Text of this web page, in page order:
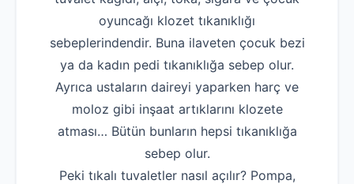
oyuncağı klozet tıkanıklığı
sebeplerindendir. Buna ilaveten çocuk bezi
ya da kadın pedi tıkanıklığa sebep olur.
Ayrıca ustaların daireyi yaparken harç ve
moloz gibi inşaat artıklarını klozete
atması… Bütün bunların hepsi tıkanıklığa
sebep olur.
Peki tıkalı tuvaletler nasıl açılır? Pompa,